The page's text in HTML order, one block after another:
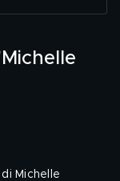
Michelle